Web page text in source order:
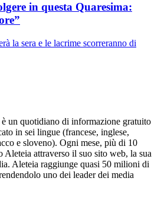
in questa Quaresima:
la sera e le lacrime scorreranno di
un quotidiano di informazione gratuito
in sei lingue (francese, inglese,
e sloveno). Ogni mese, più di 10
attraverso il suo sito web, la sua
Aleteia raggiunge quasi 50 milioni di
uno dei leader dei media